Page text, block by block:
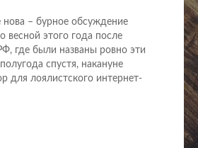
– бурное обсуждение
этого года после
где были названы ровно эти
спустя, накануне
для лоялистского интернет-